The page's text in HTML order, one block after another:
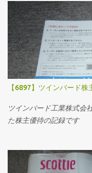
【6897】ツインバード
ツインバード工業株式会
た株主優待の記録です